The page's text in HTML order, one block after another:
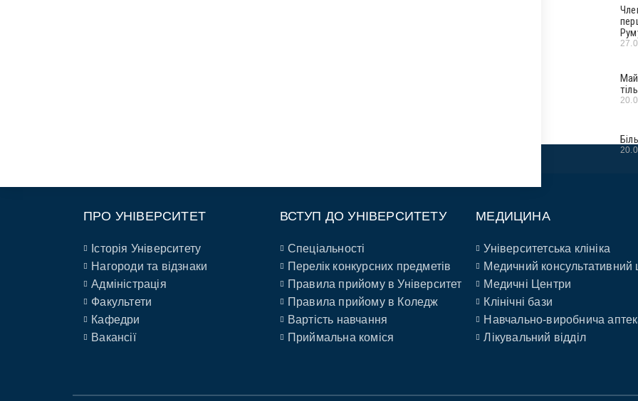
ПРО УНІВЕРСИТЕТ
Історія Університету
Нагороди та відзнаки
Адміністрація
Факультети
Кафедри
Вакансії
ВСТУП ДО УНІВЕРСИТЕТУ
Спеціальності
Перелік конкурсних предметів
Правила прийому в Університет
Правила прийому в Коледж
Вартість навчання
Приймальна коміся
МЕДИЦИНА
Університетська клініка
Медичний консультативний
Медичні Центри
Клінічні бази
Навчально-виробнича
Лікувальний відділ